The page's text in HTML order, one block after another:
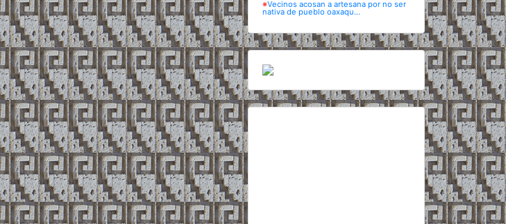
※Vecinos acosan a artesana por no ser
nativa de pueblo oaxaqu...